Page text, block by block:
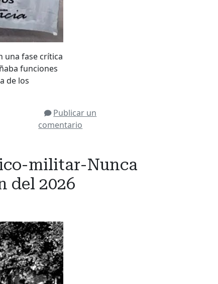
una fase crítica
funciones
de los
Publicar un
comentario
militar-Nunca
del 2026